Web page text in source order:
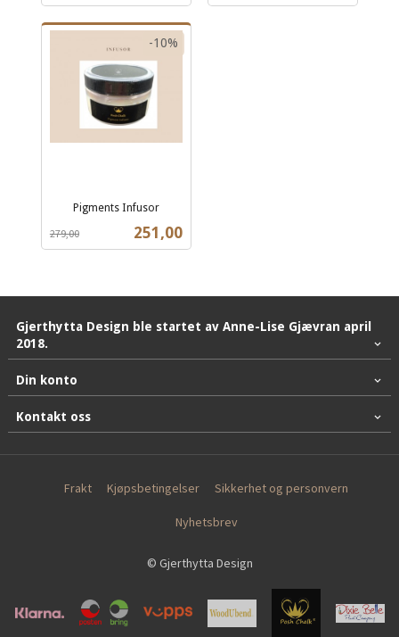
Pigments Infusor
Tilbud
251,00
279,00
-10%
mva.
Gjerthytta Design ble startet av Anne-Lise Gjævran april
2018.
Din konto
Kontakt oss
Frakt Kjøpsbetingelser Sikkerhet og personvern
Nyhetsbrev
© Gjerthytta Design